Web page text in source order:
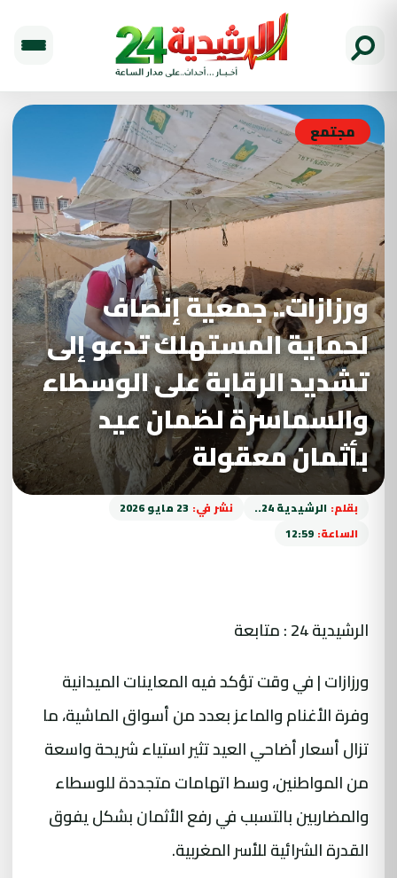
مجتمع
ورزازات.. جمعية إنصاف
لحماية المستهلك تدعو إلى
تشديد الرقابة على الوسطاء
والسماسرة لضمان عيد
بأثمان معقولة
بقلم: الرشيدية 24.. نشر في: 23 مايو 2026
الساعة: 12:59
الرشيدية 24 : متابعة
ورزازات | في وقت تؤكد فيه المعاينات الميدانية
وفرة الأغنام والماعز بعدد من أسواق الماشية، ما
تزال أسعار أضاحي العيد تثير استياء شريحة واسعة
من المواطنين، وسط اتهامات متجددة للوسطاء
والمضاربين بالتسبب في رفع الأثمان بشكل يفوق
القدرة الشرائية للأسر المغربية.